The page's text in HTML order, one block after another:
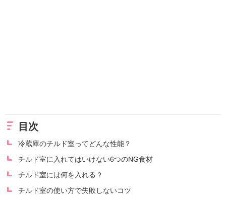
目次
冷蔵庫のチルド室ってどんな性能？
チルド室に入れてはいけない6つのNG食材
チルド室には何を入れる？
チルド室の使い方で失敗しないコツ